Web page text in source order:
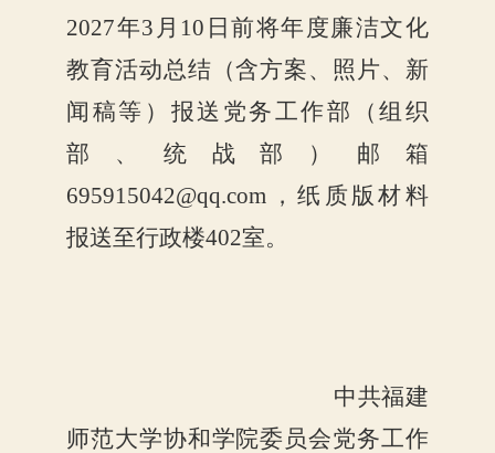
2027年3月10日前将年度廉洁文化
教育活动总结（含方案、照片、新
闻稿等）报送党务工作部（组织
部、统战部）邮箱
695915042@qq.com，纸质版材料
报送至行政楼402室。
中共福建
师范大学协和学院委员会党务工作